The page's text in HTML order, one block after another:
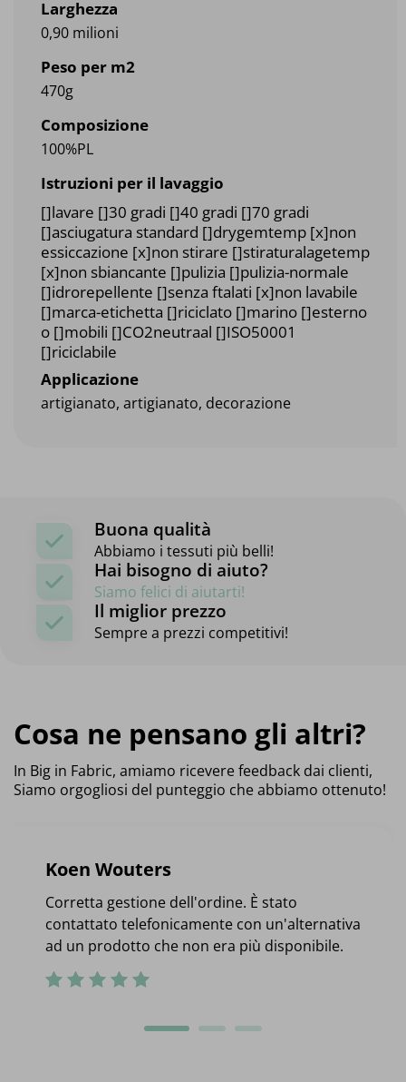
Larghezza
0,90 milioni
Peso per m2
470g
Composizione
100%PL
Istruzioni per il lavaggio
[]lavare []30 gradi []40 gradi []70 gradi
[]asciugatura standard []drygemtemp [x]non
essiccazione [x]non stirare []stiraturalagetemp
[x]non sbiancante []pulizia []pulizia-normale
[]idrorepellente []senza ftalati [x]non lavabile
[]marca-etichetta []riciclato []marino []esterno
o []mobili []CO2neutraal []ISO50001
[]riciclabile
Applicazione
artigianato, artigianato, decorazione
Buona qualità
Abbiamo i tessuti più belli!
Hai bisogno di aiuto?
Siamo felici di aiutarti!
Il miglior prezzo
Sempre a prezzi competitivi!
Cosa ne pensano gli altri?
In Big in Fabric, amiamo ricevere feedback dai clienti,
Siamo orgogliosi del punteggio che abbiamo ottenuto!
Koen Wouters
Corretta gestione dell'ordine. È stato
contattato telefonicamente con un'alternativa
ad un prodotto che non era più disponibile.